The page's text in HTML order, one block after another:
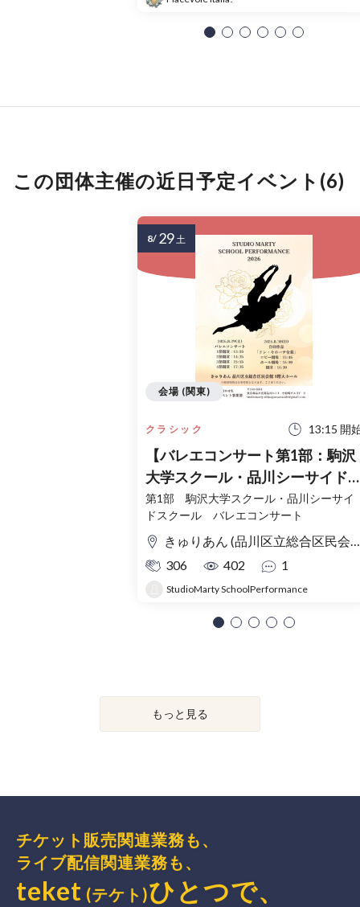
この団体主催の近日予定イベント(6)
クラシック 13:15 開
【バレエコンサート第1部：駒沢
大学スクール・品川シーサイド
クール】2026年スタジオマーテ
ィ子供バレエスクール発表会
第1部 駒沢大学スクール・品川シーサイ
ドスクール バレエコンサート
きゅりあん (品川区立総合区民会館) 大ホール
306
402 1
StudioMarty SchoolPerformance
会場 (関東)
8/ 29土
もっと見る
チケット販売関連業務も、
ライブ配信関連業務も、
teket (テケト)ひとつで、